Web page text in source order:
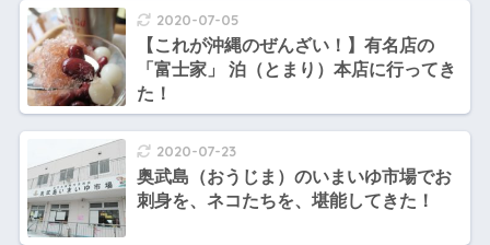
2020-07-05
【これが沖縄のぜんざい！】有名店の
「富士家」 泊（とまり）本店に行ってき
た！
2020-07-23
奥武島（おうじま）のいまいゆ市場でお
刺身を、ネコたちを、堪能してきた！